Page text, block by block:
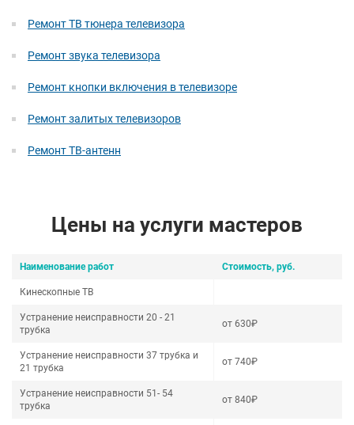
Ремонт ТВ тюнера телевизора
Ремонт звука телевизора
Ремонт кнопки включения в телевизоре
Ремонт залитых телевизоров
Ремонт ТВ-антенн
Цены на услуги мастеров
Наименование работ Стоимость, руб.
Кинескопные ТВ
Устранение неисправности 20 - 21
трубка
от 630₽
Устранение неисправности 37 трубка и
21 трубка
от 740₽
Устранение неисправности 51- 54
трубка
от 840₽